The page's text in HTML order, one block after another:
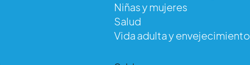
Niñas y mujeres
Salud
Vida adulta y envejecimiento